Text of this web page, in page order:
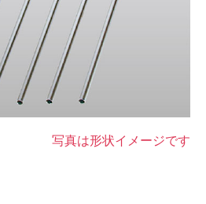
写真は形状イメージです